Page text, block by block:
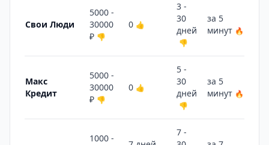
Свои Люди
5000 -
30000
₽ 👎
0 👍
3 -
30
дней
👎
за 5
минут 🔥
Макс
Кредит
5000 -
30000
₽ 👎
0 👍
5 -
30
дней
👎
за 5
минут 🔥
1000 -
7 -